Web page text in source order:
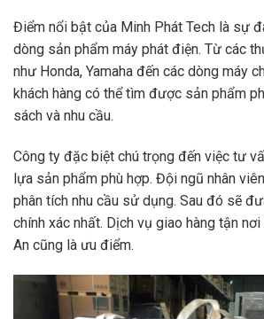
Điểm nổi bật của Minh Phát Tech là sự
dòng sản phẩm máy phát điện. Từ các
như Honda, Yamaha đến các dòng máy
khách hàng có thể tìm được sản phẩm
sách và nhu cầu.
Công ty đặc biệt chú trọng đến việc tư
lựa sản phẩm phù hợp. Đội ngũ nhân
phân tích nhu cầu sử dụng. Sau đó sẽ
chính xác nhất. Dịch vụ giao hàng tận
An cũng là ưu điểm.